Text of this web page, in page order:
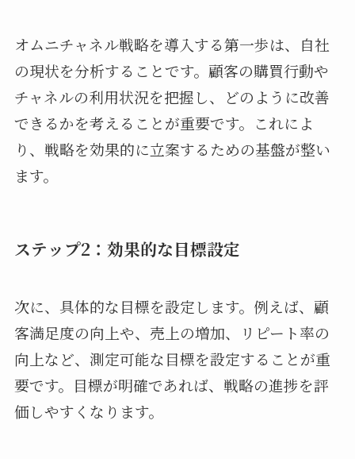
オムニチャネル戦略を導入する第一歩は、自社
の現状を分析することです。顧客の購買行動や
チャネルの利用状況を把握し、どのように改善
できるかを考えることが重要です。これによ
り、戦略を効果的に立案するための基盤が整い
ます。
ステップ2：効果的な目標設定
次に、具体的な目標を設定します。例えば、顧
客満足度の向上や、売上の増加、リピート率の
向上など、測定可能な目標を設定することが重
要です。目標が明確であれば、戦略の進捗を評
価しやすくなります。